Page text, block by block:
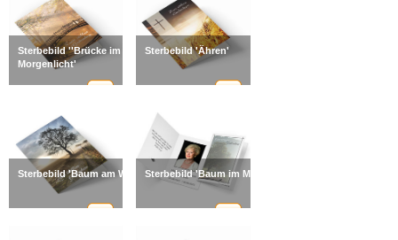
Sterbebild ''Brücke im
Morgenlicht'
Sterbebild 'Ähren'
Sterbebild 'Baum am Wegesrand'Sterbebild 'Baum im Morgenlicht'